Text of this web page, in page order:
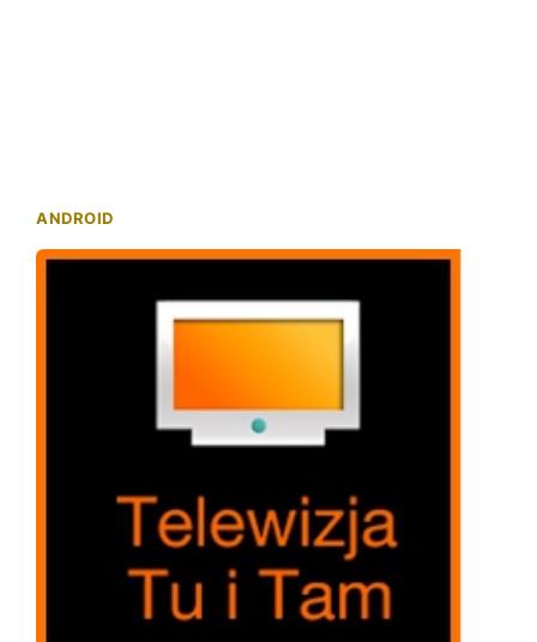
ANDROID